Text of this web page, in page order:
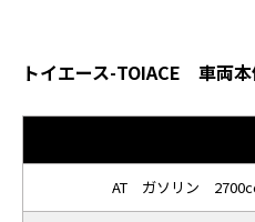
トイエース-TOIACE 車両本
AT ガソリン